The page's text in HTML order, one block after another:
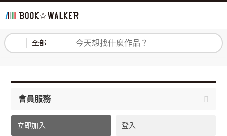
全部 登入 註冊
會員服務
立即加入 登入